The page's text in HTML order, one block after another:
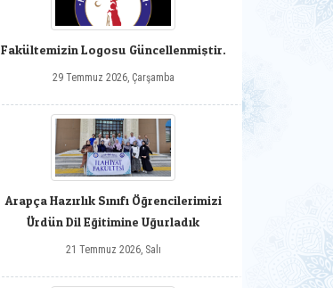
Fakültemizin Logosu Güncellenmiştir.
29 Temmuz 2026, Çarşamba
Arapça Hazırlık Sınıfı Öğrencilerimizi
Ürdün Dil Eğitimine Uğurladık
21 Temmuz 2026, Salı